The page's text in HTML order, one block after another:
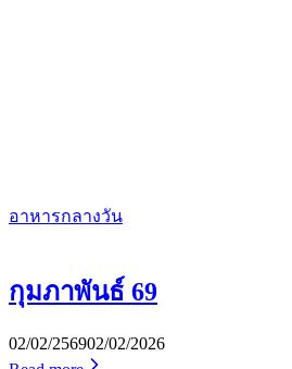
อาหารกลางวัน
กุมภาพันธ์ 69
02/02/256902/02/2026